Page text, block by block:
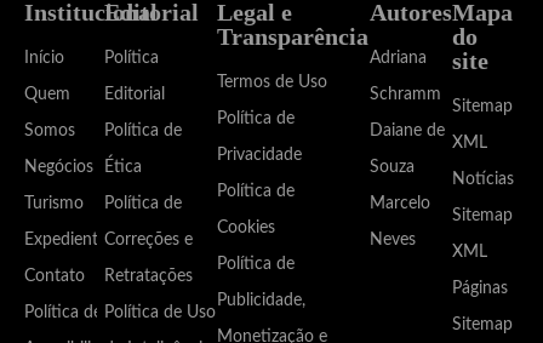
Institucional
Início
Quem
Somos
Negócios
Turismo
Expediente
Contato
Política de
Editorial
Política
Editorial
Política de
Ética
Política de
Correções e
Retratações
Política de Uso
Legal e
Transparência
Termos de Uso
Política de
Privacidade
Política de
Cookies
Política de
Publicidade,
Monetização e
Autores
Adriana
Schramm
Daiane de
Souza
Marcelo
Neves
Mapa
do
site
Sitemap
XML
Notícias
Sitemap
XML
Páginas
Sitemap